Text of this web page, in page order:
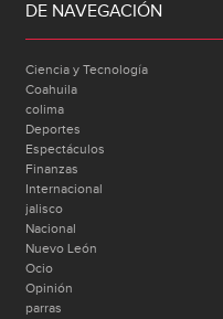
DE NAVEGACIÓN
Ciencia y Tecnología
Coahuila
colima
Deportes
Espectáculos
Finanzas
Internacional
jalisco
Nacional
Nuevo León
Ocio
Opinión
parras